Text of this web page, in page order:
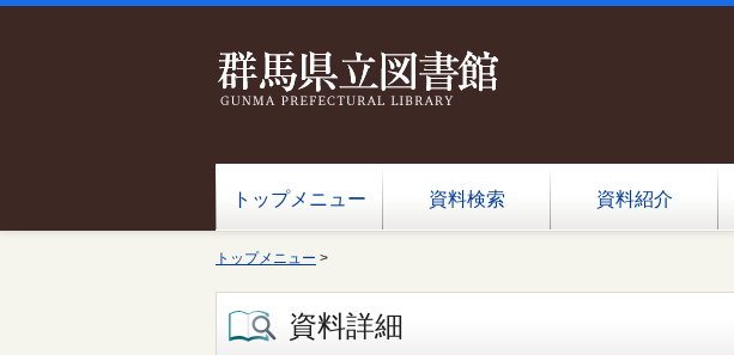
トップメニュー 資料検索 資料紹介
トップメニュー >
資料詳細